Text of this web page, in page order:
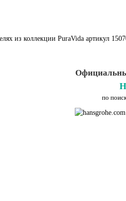
из коллекции PuraVida артикул
по